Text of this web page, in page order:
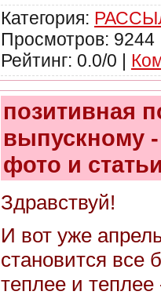
Категория:
Просмотров:
Рейтинг: 0.0/0 |
позитивная
выпускному
фото и
Здравствуй!
И вот уже
становится все
теплее и